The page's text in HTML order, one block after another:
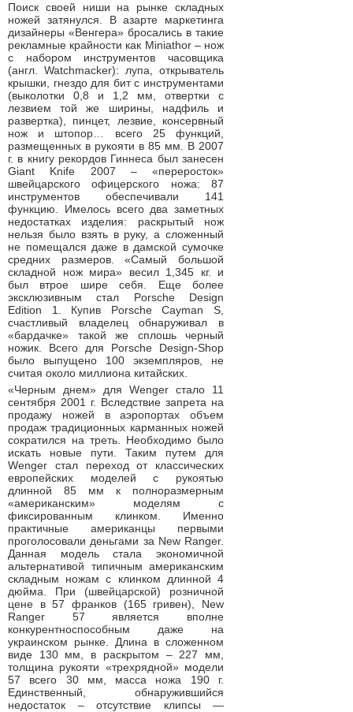
Поиск своей ниши на рынке складных
ножей затянулся. В азарте маркетинга
дизайнеры «Венгера» бросались в такие
рекламные крайности как Miniathor – нож
с набором инструментов часовщика
(англ. Watchmacker): лупа, открыватель
крышки, гнездо для бит с инструментами
(выколотки 0,8 и 1,2 мм, отвертки с
лезвием той же ширины, надфиль и
развертка), пинцет, лезвие, консервный
нож и штопор… всего 25 функций,
размещенных в рукояти в 85 мм. В 2007
г. в книгу рекордов Гиннеса был занесен
Giant Knife 2007 – «переросток»
швейцарского офицерского ножа: 87
инструментов обеспечивали 141
функцию. Имелось всего два заметных
недостатках изделия: раскрытый нож
нельзя было взять в руку, а сложенный
не помещался даже в дамской сумочке
средних размеров. «Самый большой
складной нож мира» весил 1,345 кг. и
был втрое шире себя. Еще более
эксклюзивным стал Porsche Design
Edition 1. Купив Porsche Cayman S,
счастливый владелец обнаруживал в
«бардачке» такой же сплошь черный
ножик. Всего для Porsche Design-Shop
было выпущено 100 экземпляров, не
считая около миллиона китайских.
«Черным днем» для Wenger стало 11
сентября 2001 г. Вследствие запрета на
продажу ножей в аэропортах объем
продаж традиционных карманных ножей
сократился на треть. Необходимо было
искать новые пути. Таким путем для
Wenger стал переход от классических
европейских моделей с рукоятью
длинной 85 мм к полноразмерным
«американским» моделям с
фиксированным клинком. Именно
практичные американцы первыми
проголосовали деньгами за New Ranger.
Данная модель стала экономичной
альтернативой типичным американским
складным ножам с клинком длинной 4
дюйма. При (швейцарской) розничной
цене в 57 франков (165 гривен), New
Ranger 57 является вполне
конкурентноспособным даже на
украинском рынке. Длина в сложенном
виде 130 мм, в раскрытом – 227 мм,
толщина рукояти «трехрядной» модели
57 всего 30 мм, масса ножа 190 г.
Единственный, обнаружившийся
недостаток – отсутствие клипсы —